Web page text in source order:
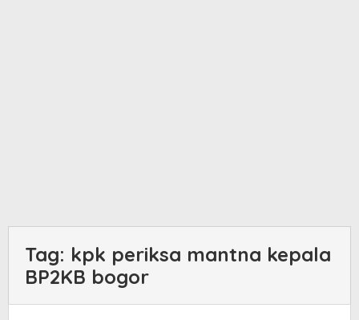
Tag: kpk periksa mantna kepala
BP2KB bogor